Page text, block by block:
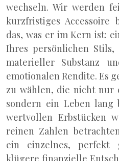
wechseln. Wir werden
kurzfristiges Accessoire
das, was er im Kern ist:
Ihres persönlichen
materieller Substanz
emotionalen Rendite. Es
zu wählen, die nicht nur
sondern ein Leben
wertvollen Erbstücken
reinen Zahlen
ein einzelnes, perfekt
klügere finanzielle